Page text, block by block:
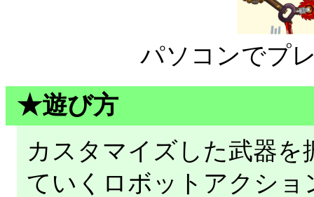
パソコンでプ
★遊び方
カスタマイズした武器を
ていくロボットアクショ